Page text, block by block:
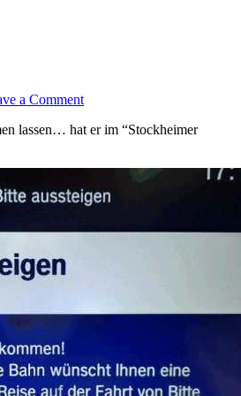
a Commenton
aussteigen!
lassen… hat er im “Stockheimer